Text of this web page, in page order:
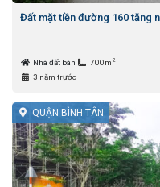
Đất mặt tiền đường 160 tăng
Nhà đất bán 700m 2
3 năm trước
QUẬN BÌNH TÂN